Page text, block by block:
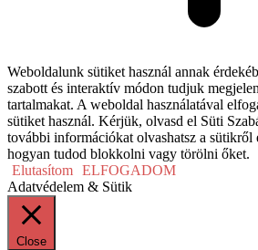
Weboldalunk sütiket használ annak
szabott és interaktív módon tudjuk
tartalmakat. A weboldal használatával
sütiket használ. Kérjük, olvasd el Süti
további információkat olvashatsz a sütikről
hogyan tudod blokkolni vagy törölni őket.
Elutasítom ELFOGADOM
Adatvédelem & Sütik
Close